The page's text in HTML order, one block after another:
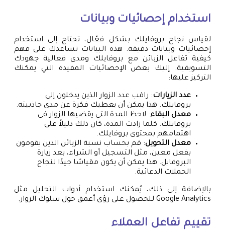
استخدام إحصائيات وبيانات
لقياس نجاح بروفايلك بشكل فعّال، تحتاج إلى استخدام
إحصائيات وبيانات دقيقة. هذه البيانات تساعدك على فهم
كيفية تفاعل الزبائن مع بروفايلك ومدى فعالية جهودك
التسويقية. إليك بعض الإحصائيات المفيدة التي يمكنك
التركيز عليها:
عدد الزيارات: راقب عدد الزوار الذين يدخلون إلى
بروفايلك. هذا يمكن أن يعطيك فكرة عن مدى جاذبيته.
معدل البقاء: لاحظ المدة التي يقضيها الزوار في
بروفايلك. كلما زادت المدة، كان ذلك دليلاً على
اهتمامهم بمحتوى بروفايلك.
معدل التحويل: قم بحساب نسبة الزبائن الذين يقومون
بفعل معين، مثل التسجيل أو الشراء، بعد زيارة
البروفايل. هذا يمكن أن يكون مقياسًا جيدًا لنجاح
الحملات الدعائية.
بالإضافة إلى ذلك، يُمكنك استخدام أدوات التحليل مثل
Google Analytics للحصول على رؤى أعمق حول سلوك الزوار.
تقييم تفاعل العملاء